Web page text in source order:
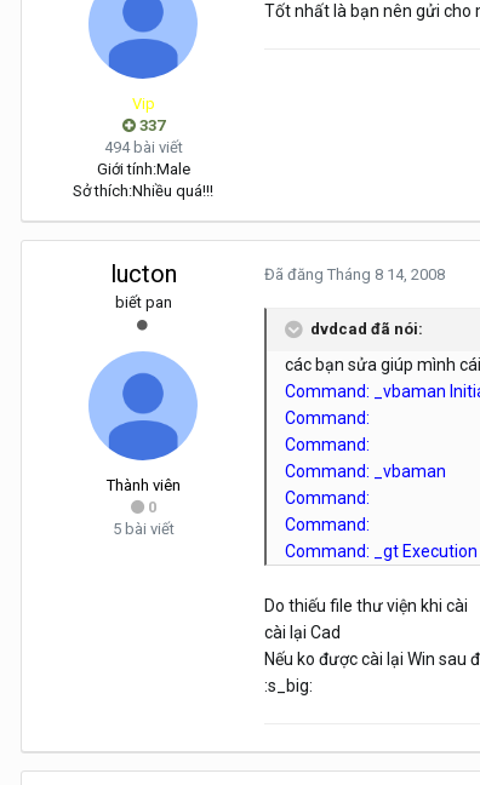
Vip
337
494 bài viết
Giới tính:Male
Sở thích:Nhiều quá!!!
Tốt nhất là bạn nên gửi cho
lucton
biết pan
Thành viên
0
5 bài viết
Đã đăng Tháng 8 14, 2008
dvdcad đã nói:
các bạn sửa giúp mình
Command: _vbaman
Command:
Command:
Command: _vbaman
Command:
Command:
Command: _gt Execution
Do thiếu file thư viện khi cài
cài lại Cad
Nếu ko được cài lại Win sau
:s_big: